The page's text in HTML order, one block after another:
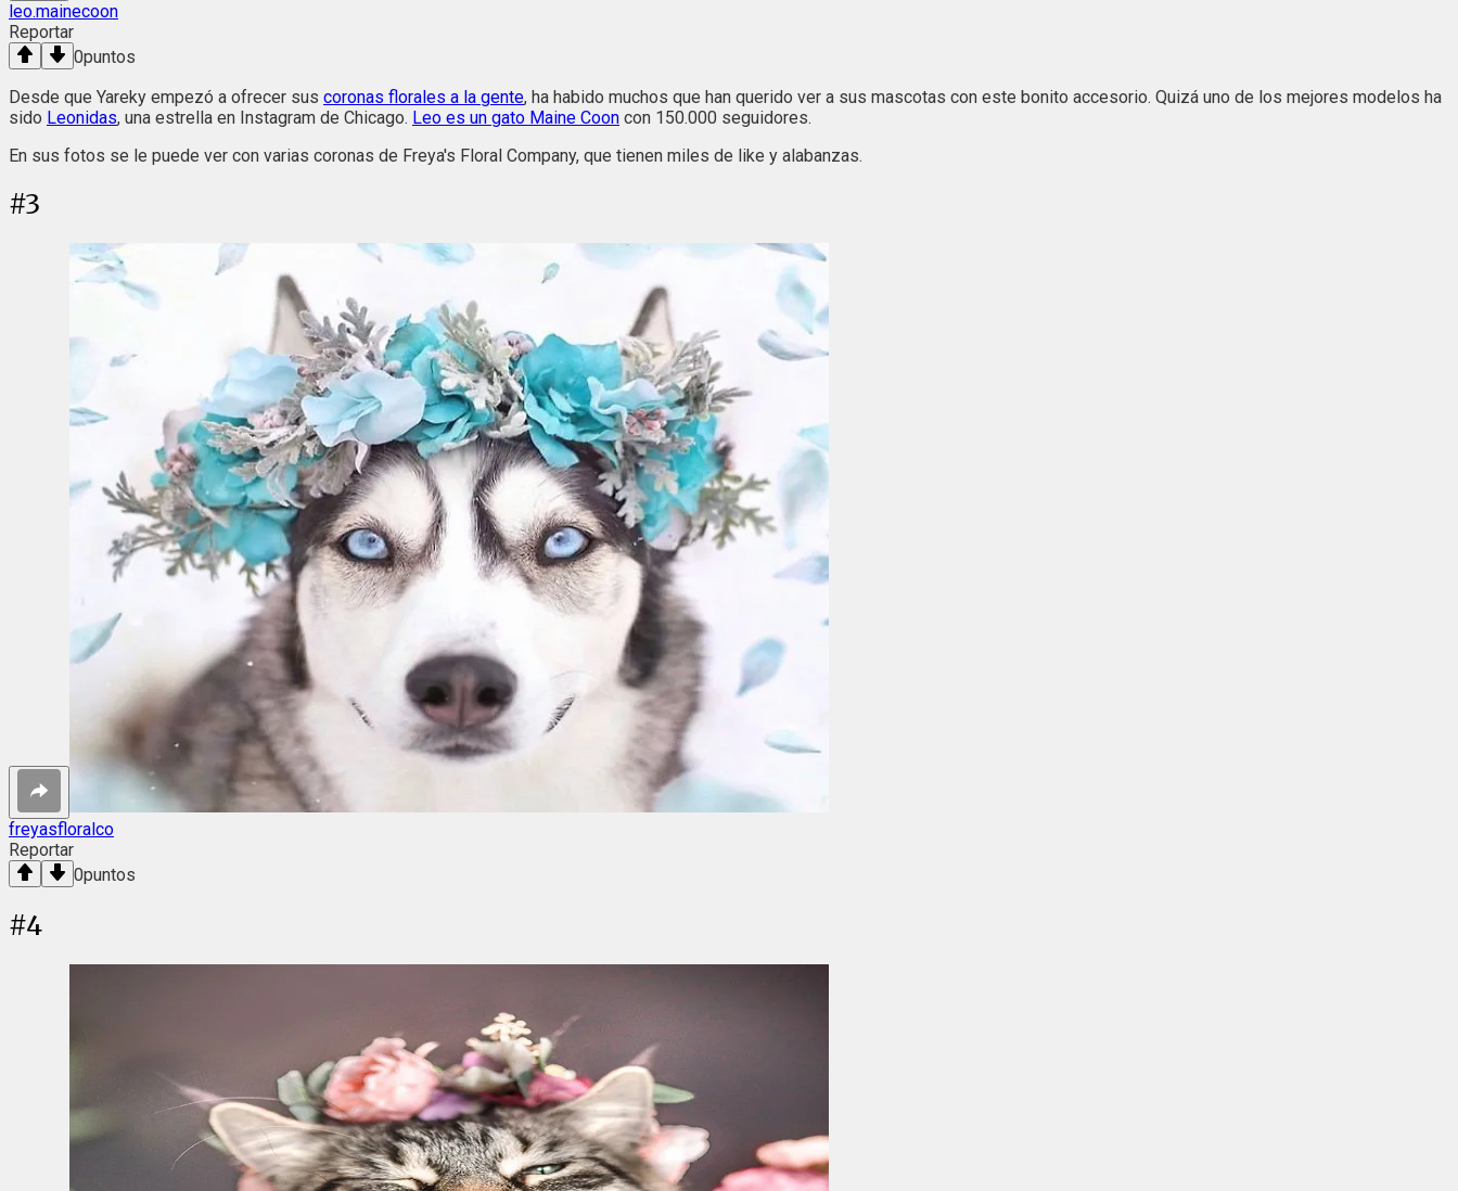
leo.mainecoon
Reportar
0puntos
Desde que Yareky empezó a ofrecer sus coronas florales a la gente, ha habido muchos que han querido ver a sus mascotas con este bonito accesorio. Quizá uno de los mejores modelos ha
sido Leonidas, una estrella en Instagram de Chicago. Leo es un gato Maine Coon con 150.000 seguidores.
En sus fotos se le puede ver con varias coronas de Freya's Floral Company, que tienen miles de like y alabanzas.
#3
freyasfloralco
Reportar
0puntos
#4